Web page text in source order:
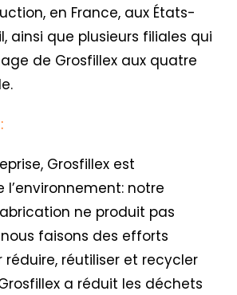
en France, aux États-
ainsi que plusieurs filiales qui
de Grosfillex aux quatre
Grosfillex est
l’environnement: notre
ne produit pas
faisons des efforts
réutiliser et recycler
a réduit les déchets